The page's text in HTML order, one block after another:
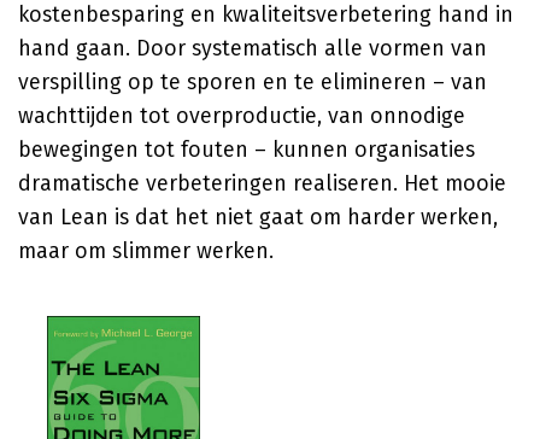
kostenbesparing en kwaliteitsverbetering hand in
hand gaan. Door systematisch alle vormen van
verspilling op te sporen en te elimineren – van
wachttijden tot overproductie, van onnodige
bewegingen tot fouten – kunnen organisaties
dramatische verbeteringen realiseren. Het mooie
van Lean is dat het niet gaat om harder werken,
maar om slimmer werken.